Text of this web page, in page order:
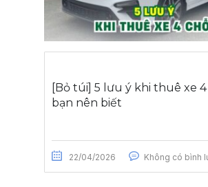
[Bỏ túi] 5 lưu ý khi thuê xe
bạn nên biết
22/04/2026 Không có bình